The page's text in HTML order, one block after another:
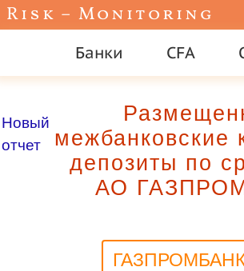
Risk – Monitoring
Банки CFA
Новый
отчет
межбанковские
депозиты по
АО